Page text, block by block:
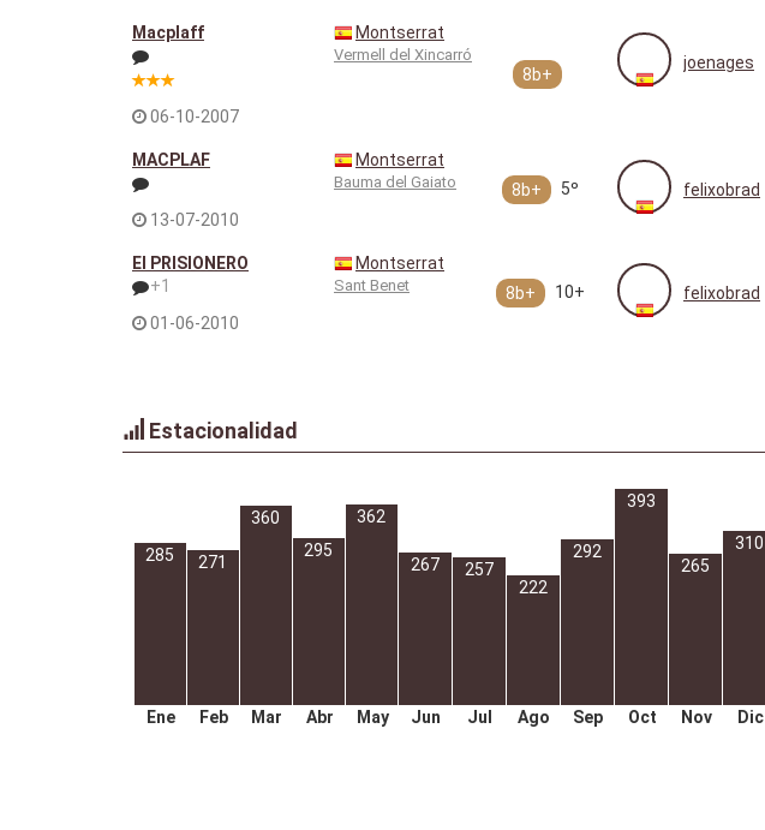
Macplaff
06-10-2007
Montserrat
Vermell del Xincarró
8b+
joenages
MACPLAF
13-07-2010
Montserrat
Bauma del Gaiato 8b+ 5º felixobrad
El PRISIONERO
+1
01-06-2010
Montserrat
Sant Benet 8b+ 10+ felixobrad
Estacionalidad
285 271
360
295
362
267
257
222
292
393
265
310
Ene Feb Mar Abr May Jun Jul Ago Sep Oct Nov Dic